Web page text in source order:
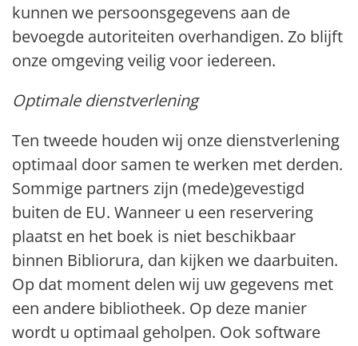
kunnen we persoonsgegevens aan de
bevoegde autoriteiten overhandigen. Zo blijft
onze omgeving veilig voor iedereen.
Optimale dienstverlening
Ten tweede houden wij onze dienstverlening
optimaal door samen te werken met derden.
Sommige partners zijn (mede)gevestigd
buiten de EU. Wanneer u een reservering
plaatst en het boek is niet beschikbaar
binnen Bibliorura, dan kijken we daarbuiten.
Op dat moment delen wij uw gegevens met
een andere bibliotheek. Op deze manier
wordt u optimaal geholpen. Ook software